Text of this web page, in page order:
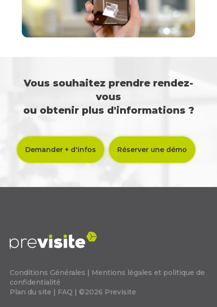
Vous souhaitez prendre rendez-
vous
ou obtenir plus d'informations ?
Demander + d'infos Réserver une démo
Conditions Générales | Mentions légales et politique de
confidentialité
Plan du site | FAQ | ©2026 Previsite